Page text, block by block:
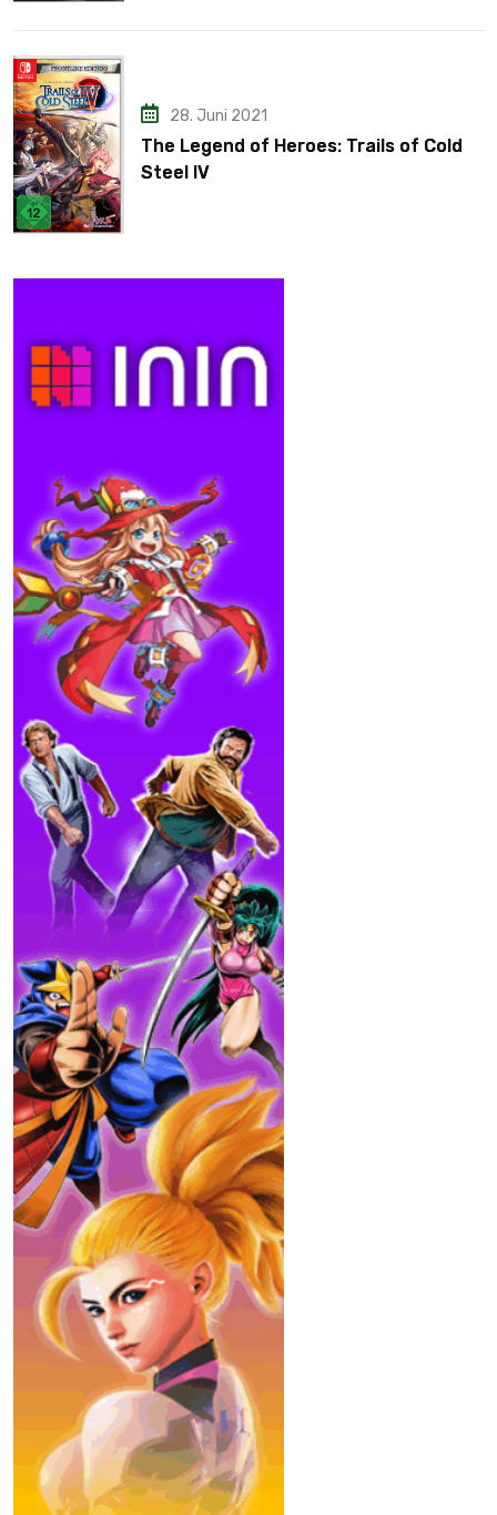
28. Juni 2021
The Legend of Heroes: Trails of Cold
Steel IV